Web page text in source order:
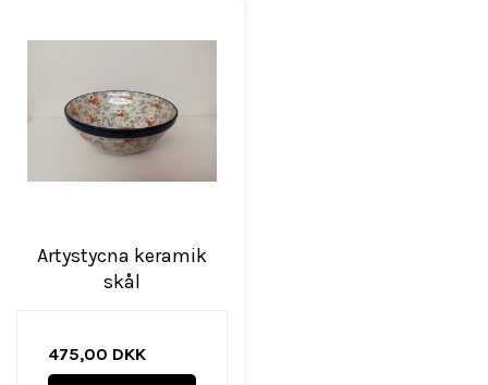
Artystycna keramik
skål
475,00 DKK